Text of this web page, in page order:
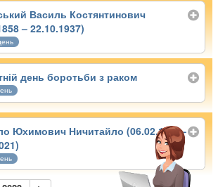
Василь Костянтинович
– 22.10.1937)
день боротьби з раком
Юхимович Ничитайло (06.02.1948–